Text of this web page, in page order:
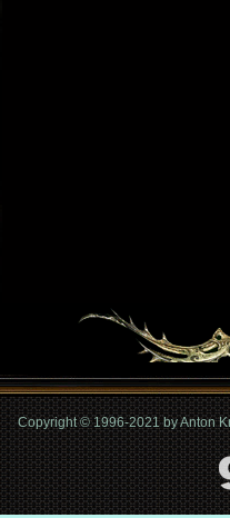
Copyright © 1996-2021 by Anton